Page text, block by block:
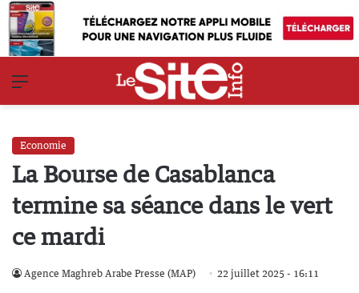
Economie
La Bourse de Casablanca
termine sa séance dans le vert
ce mardi
Agence Maghreb Arabe Presse (MAP) 22 juillet 2025 - 16:11